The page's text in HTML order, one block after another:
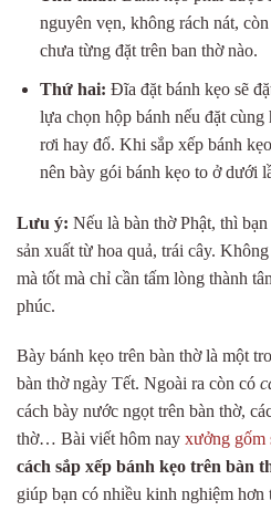
nguyên vẹn, không rách nát,
chưa từng đặt trên ban thờ nào.
Thứ hai: Đĩa đặt bánh kẹo sẽ
lựa chọn hộp bánh nếu đặt cùng
rơi hay đổ. Khi sắp xếp bánh
nên bày gói bánh kẹo to ở dưới
Lưu ý: Nếu là bàn thờ Phật, thì
sản xuất từ hoa quả, trái cây.
mà tốt mà chỉ cần tấm lòng thành
phúc.
Bày bánh kẹo trên bàn thờ là một
bàn thờ ngày Tết. Ngoài ra còn có
cách bày nước ngọt trên bàn thờ,
thờ… Bài viết hôm nay xưởng gốm
cách sắp xếp bánh kẹo trên bàn
giúp bạn có nhiều kinh nghiệm hơn